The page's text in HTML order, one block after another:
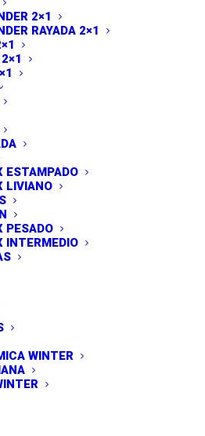
2×1
RAYADA 2×1
ESTAMPADO
LIVIANO
PESADO
INTERMEDIO
WINTER
TODO EL PAIS
a todo el páis
conAndreani©